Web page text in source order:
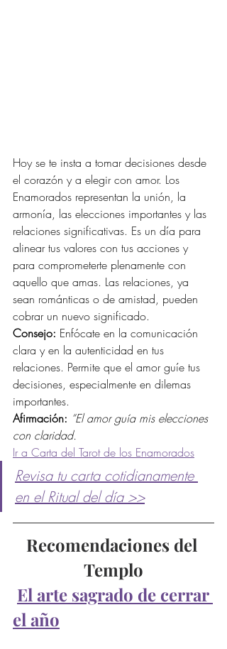
Hoy se te insta a tomar decisiones desde
el corazón y a elegir con amor. Los
Enamorados representan la unión, la
armonía, las elecciones importantes y las
relaciones significativas. Es un día para
alinear tus valores con tus acciones y
para comprometerte plenamente con
aquello que amas. Las relaciones, ya
sean románticas o de amistad, pueden
cobrar un nuevo significado.
Consejo: Enfócate en la comunicación
clara y en la autenticidad en tus
relaciones. Permite que el amor guíe tus
decisiones, especialmente en dilemas
importantes.
Afirmación: “El amor guía mis elecciones
con claridad.
Ir a Carta del Tarot de los Enamorados
Revisa tu carta cotidianamente
en el Ritual del día >>
Recomendaciones del
Templo
El arte sagrado de cerrar
el año